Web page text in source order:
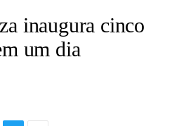
inaugura cinco
um dia